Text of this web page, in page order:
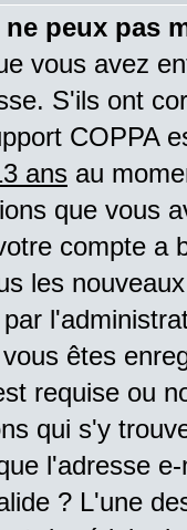
peux pas
vous avez
S'ils ont
COPPA
ans au
que vous
compte a
les
êtes
requise ou
qui s'y
l'adresse
? L'une